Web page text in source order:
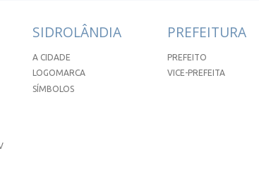
SIDROLÂNDIA
A CIDADE
LOGOMARCA
SÍMBOLOS
PREFEITURA
PREFEITO
VICE-PREFEITA